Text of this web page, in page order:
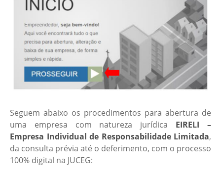
Seguem abaixo os procedimentos para abertura de
uma empresa com natureza jurídica EIRELI –
Empresa Individual de Responsabilidade Limitada,
da consulta prévia até o deferimento, com o processo
100% digital na JUCEG: